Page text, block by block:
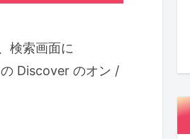
検索画面に
Discover のオン /